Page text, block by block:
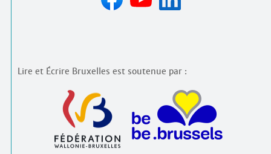
Lire et Écrire Bruxelles est soutenue par :